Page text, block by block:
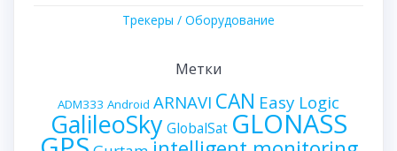
Трекеры / Оборудование
Метки
ADM333 Android ARNAVI CAN Easy Logic
GalileoSky GlobalSat GLONASS